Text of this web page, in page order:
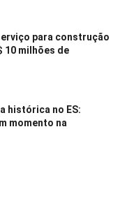
para construção
10 milhões de
histórica no ES:
momento na